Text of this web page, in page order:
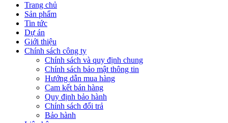
Trang chủ
Sản phẩm
Tin tức
Dự án
Giới thiệu
Chính sách công ty
Chính sách và quy định chung
Chính sách bảo mật thông tin
Hướng dẫn mua hàng
Cam kết bán hàng
Quy định bảo hành
Chính sách đổi trả
Bảo hành